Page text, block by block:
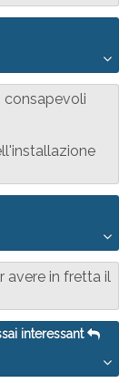
consapevoli
avere in fretta il
interessant